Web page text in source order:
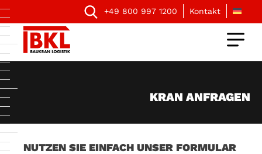
+49 800 997 1200 Kontakt
KRAN ANFRAGEN
NUTZEN SIE EINFACH UNSER FORMULAR